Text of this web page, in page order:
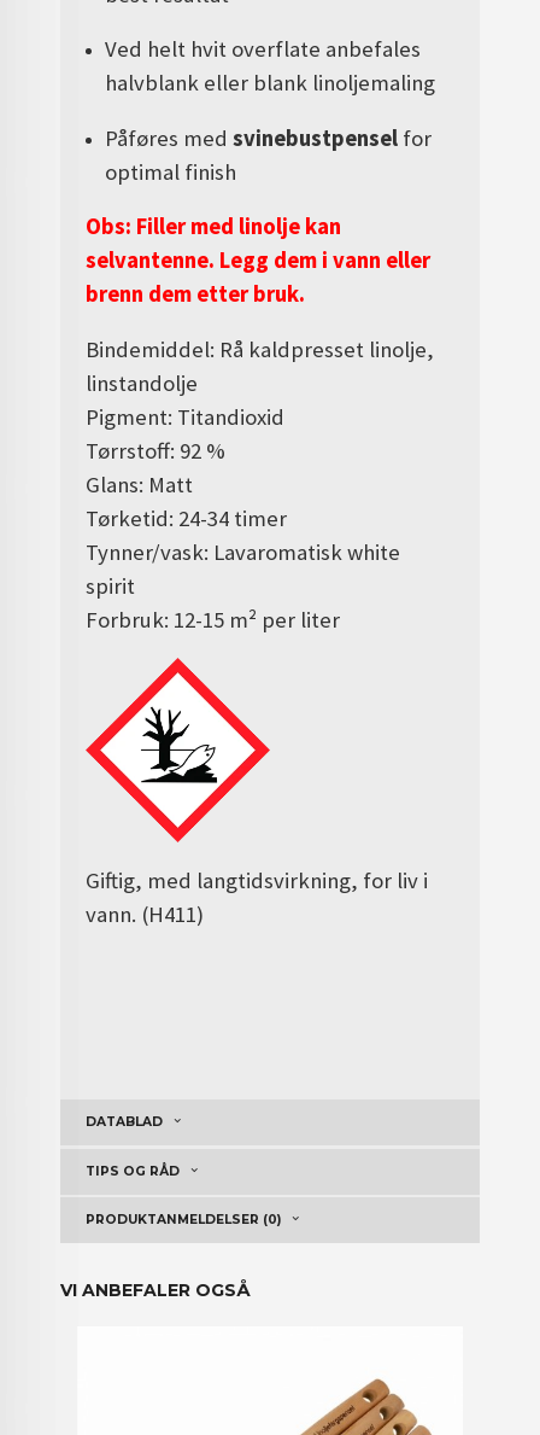
Ved helt hvit overflate anbefales
halvblank eller blank linoljemaling
Påføres med svinebustpenselfor
optimal finish
Obs: Filler med linolje kan
selvantenne. Legg dem i vann eller
brenn dem etter bruk.
Bindemiddel: Rå kaldpresset linolje,
linstandolje
Pigment: Titandioxid
Tørrstoff: 92 %
Glans: Matt
Tørketid: 24-34 timer
Tynner/vask: Lavaromatisk white
spirit
Forbruk: 12-15 m² per liter
Giftig, med langtidsvirkning, for liv i
vann. (H411)
DATABLAD
TIPS OG RÅD
PRODUKTANMELDELSER (0)
VI ANBEFALER OGSÅ